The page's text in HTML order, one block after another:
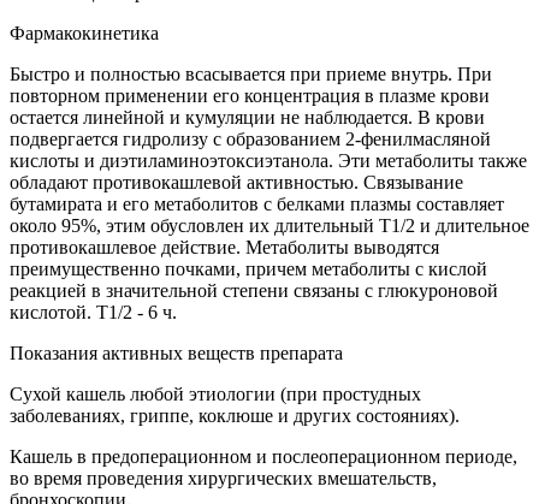
Фармакокинетика
Быстро и полностью всасывается при приеме внутрь. При
повторном применении его концентрация в плазме крови
остается линейной и кумуляции не наблюдается. В крови
подвергается гидролизу с образованием 2-фенилмасляной
кислоты и диэтиламиноэтоксиэтанола. Эти метаболиты также
обладают противокашлевой активностью. Связывание
бутамирата и его метаболитов с белками плазмы составляет
около 95%, этим обусловлен их длительный T1/2 и длительное
противокашлевое действие. Метаболиты выводятся
преимущественно почками, причем метаболиты с кислой
реакцией в значительной степени связаны с глюкуроновой
кислотой. T1/2 - 6 ч.
Показания активных веществ препарата
Сухой кашель любой этиологии (при простудных
заболеваниях, гриппе, коклюше и других состояниях).
Кашель в предоперационном и послеоперационном периоде,
во время проведения хирургических вмешательств,
бронхоскопии.